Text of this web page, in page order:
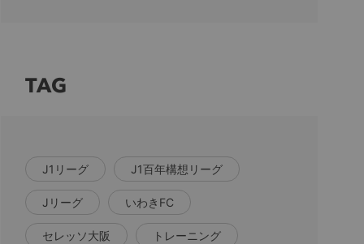
TAG
J1リーグ J1百年構想リーグ
Jリーグ いわきFC
セレッソ大阪 トレーニング